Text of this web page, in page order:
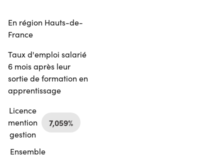
En région Hauts-de-
France
Taux d'emploi salarié
6 mois après leur
sortie de formation en
apprentissage
Licence
mention
gestion
7,059%
Ensemble